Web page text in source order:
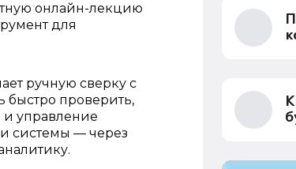
онлайн-лекцию
для
ручную сверку с
быстро проверить,
и управление
системы — через